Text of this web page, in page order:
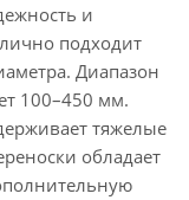
и
подходит
Диапазон
100–450 мм.
тяжелые
обладает